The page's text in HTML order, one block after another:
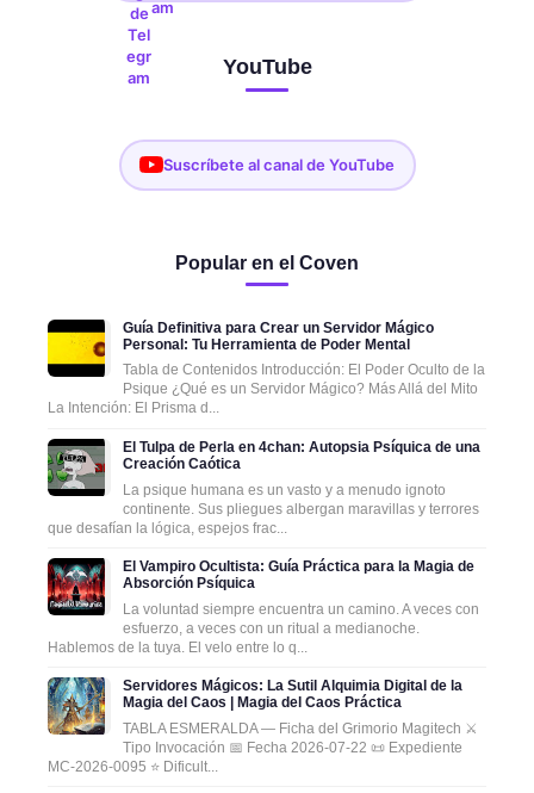
YouTube
Suscríbete al canal de YouTube
Popular en el Coven
Guía Definitiva para Crear un Servidor Mágico
Personal: Tu Herramienta de Poder Mental
Tabla de Contenidos Introducción: El Poder Oculto de la
Psique ¿Qué es un Servidor Mágico? Más Allá del Mito
La Intención: El Prisma d...
El Tulpa de Perla en 4chan: Autopsia Psíquica de una
Creación Caótica
La psique humana es un vasto y a menudo ignoto
continente. Sus pliegues albergan maravillas y terrores
que desafían la lógica, espejos frac...
El Vampiro Ocultista: Guía Práctica para la Magia de
Absorción Psíquica
La voluntad siempre encuentra un camino. A veces con
esfuerzo, a veces con un ritual a medianoche.
Hablemos de la tuya. El velo entre lo q...
Servidores Mágicos: La Sutil Alquimia Digital de la
Magia del Caos | Magia del Caos Práctica
TABLA ESMERALDA — Ficha del Grimorio Magitech ⚔️
Tipo Invocación 📅 Fecha 2026-07-22 📜 Expediente
MC-2026-0095 ⭐ Dificult...